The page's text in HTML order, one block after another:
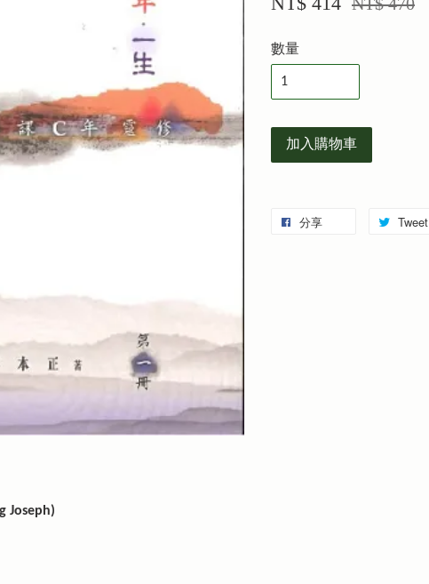
數量
加入購物車
分享 Tweet
Joseph)